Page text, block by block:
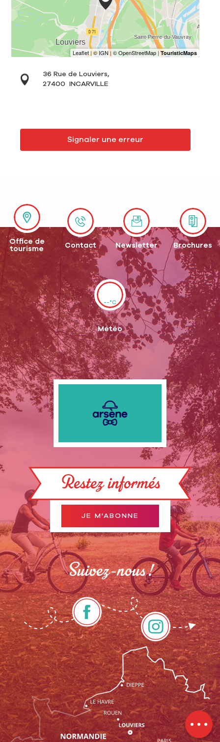
Description
36 Rue de Louviers,
27400
INCARVILLE
Signaler une erreur
Office de
tourisme
Contact Newsletter Brochures
--°C
Météo
Restez informés
JE M'ABONNE
Suivez-nous !